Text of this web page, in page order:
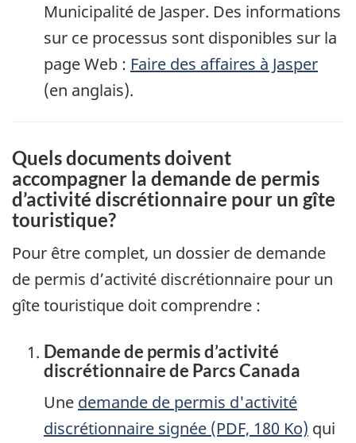
Municipalité de Jasper. Des informations
sur ce processus sont disponibles sur la
page Web : Faire des affaires à Jasper
(en anglais).
Quels documents doivent
accompagner la demande de permis
d’activité discrétionnaire pour un gîte
touristique?
Pour être complet, un dossier de demande
de permis d’activité discrétionnaire pour un
gîte touristique doit comprendre :
Demande de permis d’activité
discrétionnaire de Parcs Canada
Une demande de permis d'activité
discrétionnaire signée (PDF, 180 Ko) qui